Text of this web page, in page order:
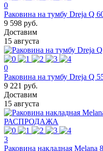
0
Раковина на тумбу Dreja Q
9 598 руб.
Доставим
15 августа
0
Раковина на тумбу Dreja Q
9 221 руб.
Доставим
15 августа
РАСПРОДАЖА
3
Раковина накладная Melana